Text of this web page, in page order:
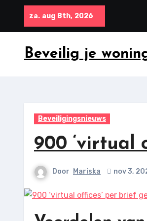
inhoud
za. aug 8th, 2026
Beveilig je
Beveiligingsnieuws
900 ‘virtual
Door Mariska nov 3,